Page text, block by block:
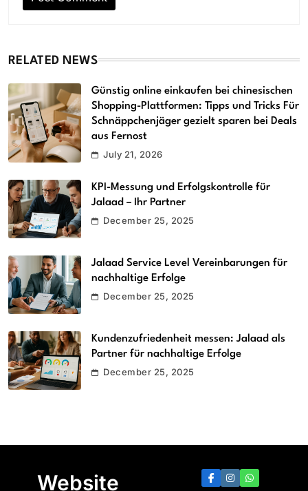
RELATED NEWS
Günstig online einkaufen bei chinesischen
Shopping-Plattformen: Tipps und Tricks Für
Schnäppchenjäger gezielt sparen bei Deals
aus Fernost
July 21, 2026
KPI-Messung und Erfolgskontrolle für
Jalaad – Ihr Partner
December 25, 2025
Jalaad Service Level Vereinbarungen für
nachhaltige Erfolge
December 25, 2025
Kundenzufriedenheit messen: Jalaad als
Partner für nachhaltige Erfolge
December 25, 2025
Website